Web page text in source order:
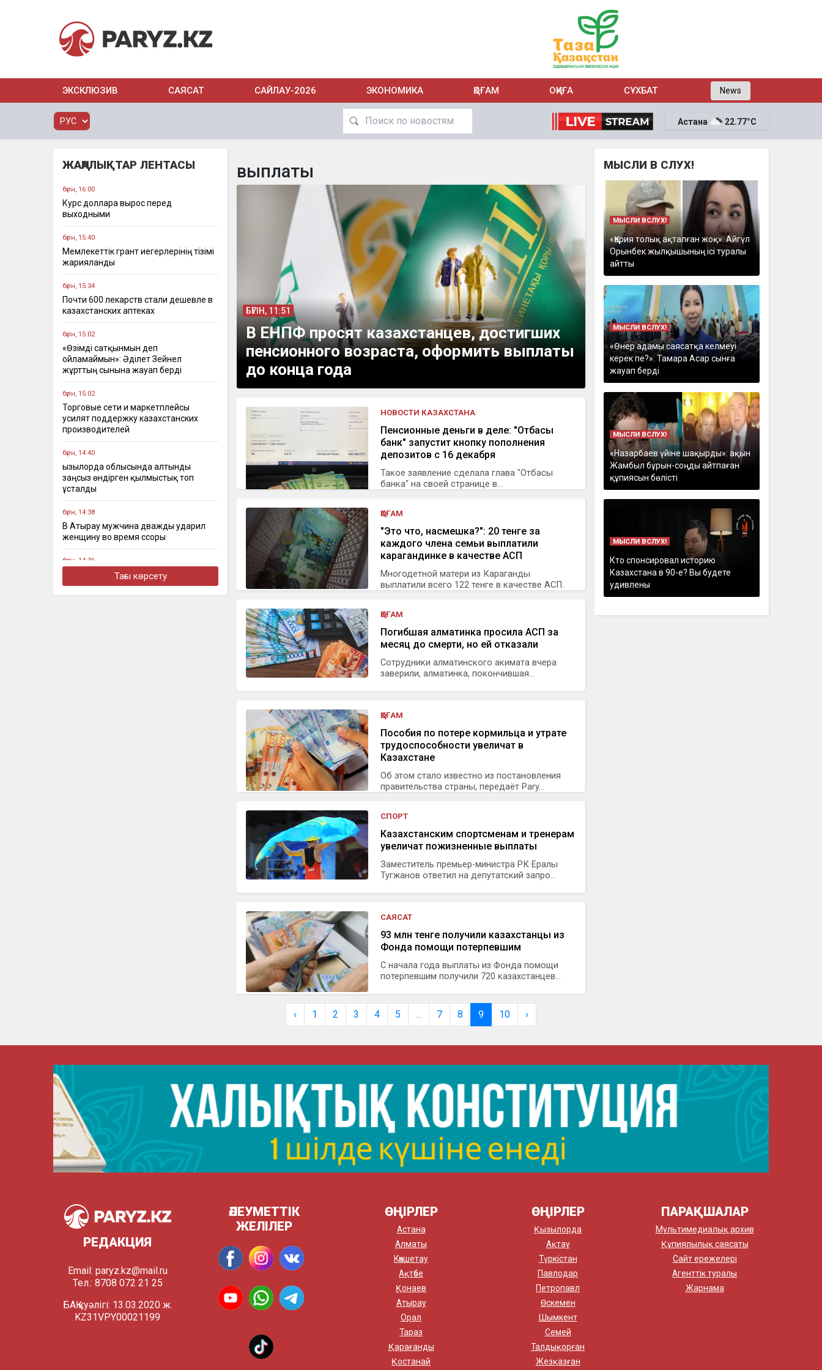
ЭКСКЛЮЗИВ САЯСАТ САЙЛАУ-2026 ЭКОНОМИКА ҚОҒАМ ОҚИҒА СҰХБАТ News
Астана 22.77°C
ЖАҢАЛЫҚТАР ЛЕНТАСЫ
бүгін, 16:00
Курс доллара вырос перед
выходными
бүгін, 15:40
Мемлекеттік грант иегерлерінің тізімі
жарияланды
бүгін, 15:34
Почти 600 лекарств стали дешевле в
казахстанских аптеках
бүгін, 15:02
«Өзімді сатқынмын деп
ойламаймын»: Әділет Зейнел
жұрттың сынына жауап берді
бүгін, 15:02
Торговые сети и маркетплейсы
усилят поддержку казахстанских
производителей
бүгін, 14:40
Қызылорда облысында алтынды
заңсыз өндірген қылмыстық топ
ұсталды
бүгін, 14:38
В Атырау мужчина дважды ударил
женщину во время ссоры
бүгін, 14:36
В Казахстане за неделю снизились
цены на ряд социально значимых
продуктов
Тағы көрсету
выплаты
БҮГІН, 11:51
В ЕНПФ просят казахстанцев, достигших
пенсионного возраста, оформить выплаты
до конца года
НОВОСТИ КАЗАХСТАНА
Пенсионные деньги в деле: "Отбасы
банк" запустит кнопку пополнения
депозитов с 16 декабря
Такое заявление сделала глава "Отбасы
банка" на своей странице в...
ҚОҒАМ
"Это что, насмешка?": 20 тенге за
каждого члена семьи выплатили
карагандинке в качестве АСП
Многодетной матери из Караганды
выплатили всего 122 тенге в качестве АСП.
ҚОҒАМ
Погибшая алматинка просила АСП за
месяц до смерти, но ей отказали
Сотрудники алматинского акимата вчера
заверили, алматинка, покончившая...
ҚОҒАМ
Пособия по потере кормильца и утрате
трудоспособности увеличат в
Казахстане
Об этом стало известно из постановления
правительства страны, передаёт Pary...
СПОРТ
Казахстанским спортсменам и тренерам
увеличат пожизненные выплаты
Заместитель премьер-министра РК Ералы
Тугжанов ответил на депутатский запро...
САЯСАТ
93 млн тенге получили казахстанцы из
Фонда помощи потерпевшим
С начала года выплаты из Фонда помощи
потерпевшим получили 720 казахстанцев...
МЫСЛИ В СЛУХ!
МЫСЛИ ВСЛУХ!
«Қария толық ақталған жоқ»: Айгүл
Орынбек жылқышының ісі туралы
айтты
МЫСЛИ ВСЛУХ!
«Өнер адамы саясатқа келмеуі
керек пе?»: Тамара Асар сынға
жауап берді
МЫСЛИ ВСЛУХ!
«Назарбаев үйіне шақырды»: ақын
Жамбыл бұрын-соңды айтпаған
құпиясын бөлісті
МЫСЛИ ВСЛУХ!
Кто спонсировал историю
Казахстана в 90-е? Вы будете
удивлены
‹ 1 2 3 4 5 ... 7 8 9 10 ›
РЕДАКЦИЯ
Email: paryz.kz@mail.ru
Тел.: 8708 072 21 25
БАҚ куәлігі: 13.03.2020 ж.
KZ31VPY00021199
ӘЛЕУМЕТТІК
ЖЕЛІЛЕР
ӨҢІРЛЕР
Астана
Алматы
Көкшетау
Ақтөбе
Қонаев
Атырау
Орал
Тараз
Қарағанды
Қостанай
ӨҢІРЛЕР
Қызылорда
Ақтау
Түркістан
Павлодар
Петропавл
Өскемен
Шымкент
Семей
Талдықорған
Жезқазған
ПАРАҚШАЛАР
Мультимедиалық архив
Құпиялылық саясаты
Сайт ережелері
Агенттік туралы
Жарнама